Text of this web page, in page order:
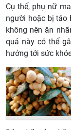
Cụ thể, phụ nữ
người hoặc bị táo
không nên ăn
quả này có thể
hưởng tới sức